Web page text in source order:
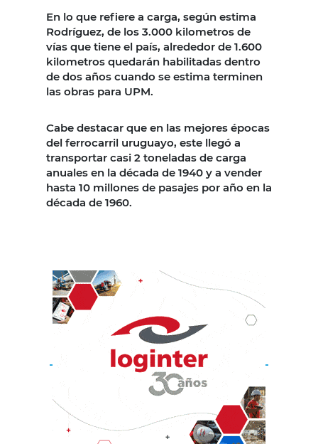
En lo que refiere a carga, según estima
Rodríguez, de los 3.000 kilometros de
vías que tiene el país, alrededor de 1.600
kilometros quedarán habilitadas dentro
de dos años cuando se estima terminen
las obras para UPM.
Cabe destacar que en las mejores épocas
del ferrocarril uruguayo, este llegó a
transportar casi 2 toneladas de carga
anuales en la década de 1940 y a vender
hasta 10 millones de pasajes por año en la
década de 1960.